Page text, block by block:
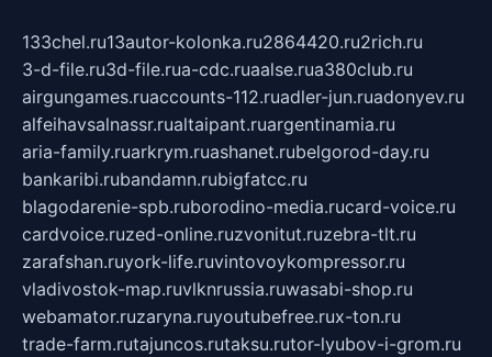
133chel.ru13autor-kolonka.ru2864420.ru2rich.ru
3-d-file.ru3d-file.rua-cdc.ruaalse.rua380club.ru
airgungames.ruaccounts-112.ruadler-jun.ruadonyev.ru
alfeihavsalnassr.rualtaipant.ruargentinamia.ru
aria-family.ruarkrym.ruashanet.rubelgorod-day.ru
bankaribi.rubandamn.rubigfatcc.ru
blagodarenie-spb.ruborodino-media.rucard-voice.ru
cardvoice.ruzed-online.ruzvonitut.ruzebra-tlt.ru
zarafshan.ruyork-life.ruvintovoykompressor.ru
vladivostok-map.ruvlknrussia.ruwasabi-shop.ru
webamator.ruzaryna.ruyoutubefree.rux-ton.ru
trade-farm.rutajuncos.rutaksu.rutor-lyubov-i-grom.ru